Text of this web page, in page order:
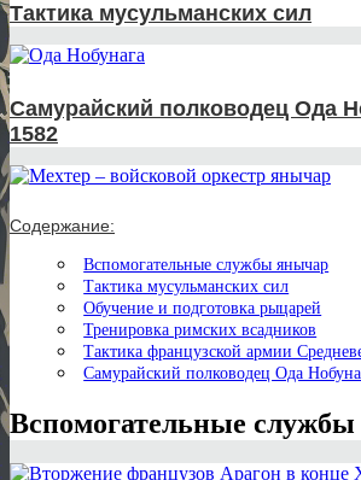
Тактика мусульманских сил
Самурайский полководец Ода
1582
Содержание:
Вспомогательные службы янычар
Тактика мусульманских сил
Обучение и подготовка рыцарей
Тренировка римских всадников
Тактика французской армии
Самурайский полководец Ода
Вспомогательные